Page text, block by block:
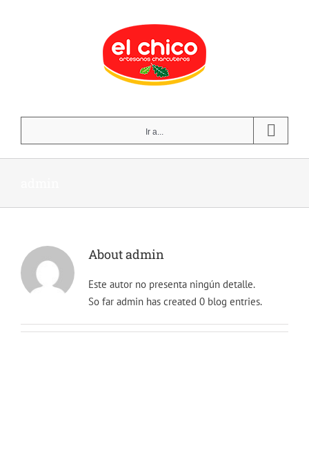
Ir a...
Aboutadmin
Este autor no presenta ningún detalle.
So far admin has created 0 blog entries.